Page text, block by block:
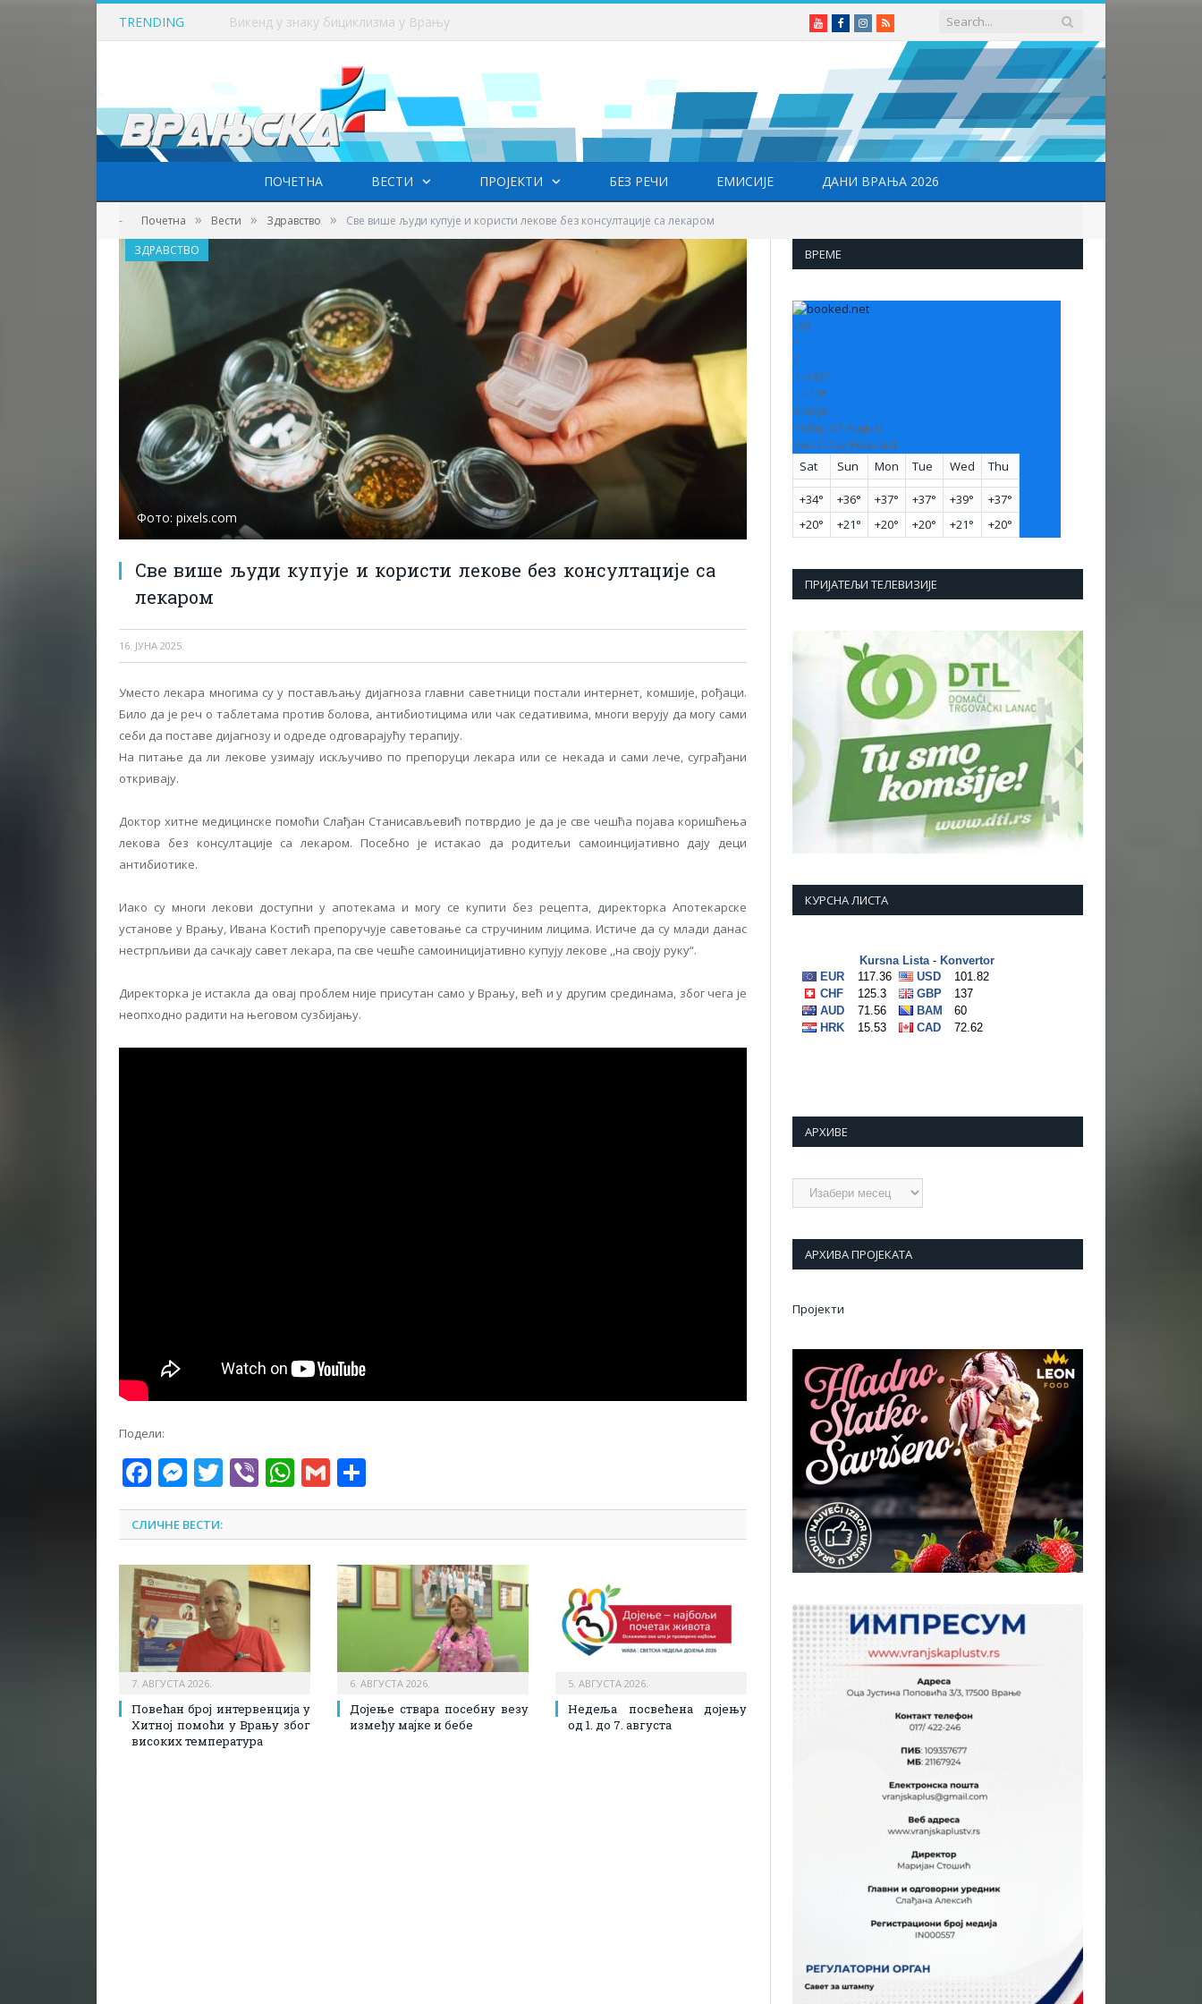
TRENDING Викенд у знаку бициклизма у Врању YoutubeFacebookInstagram
RSS
ПОЧЕТНА ВЕСТИ ПРОЈЕКТИ БЕЗ РЕЧИ ЕМИСИЈЕ ДАНИ ВРАЊА 2026
- Почетна » Вести » Здравство » Све више људи купује и користи лекове без консултације са лекаром
Фото: pixels.com
Све више људи купује и користи лекове без консултације са
лекаром
16. ЈУНА 2025.
ЗДРАВСТВО
Уместо лекара многима су у постављању дијагноза главни саветници постали интернет, комшије, рођаци.
Било да је реч о таблетама против болова, антибиотицима или чак седативима, многи верују да могу сами
себи да поставе дијагнозу и одреде одговарајућу терапију.
На питање да ли лекове узимају искључиво по препоруци лекара или се некада и сами лече, суграђани
откривају.
Доктор хитне медицинске помоћи Слађан Станисављевић потврдио је да је све чешћа појава коришћења
лекова без консултације са лекаром. Посебно је истакао да родитељи самоинцијативно дају деци
антибиотике.
Иако су многи лекови доступни у апотекама и могу се купити без рецепта, директорка Апотекарске
установе у Врању, Ивана Костић препоручује саветовање са стручиним лицима. Истиче да су млади данас
нестрпљиви да сачкају савет лекара, па све чешће самоиницијативно купују лекове ,,на своју руку“.
Директорка је истакла да овај проблем није присутан само у Врању, већ и у другим срединама, због чега је
неопходно радити на његовом сузбијању.
Подели:
Facebook
Messenger
Twitter
ViberWhatsApp
Gmail
СЛИЧНЕ ВЕСТИ:
7. АВГУСТА 2026.
Повећан број интервенција у
Хитној помоћи у Врању због
високих температура
6. АВГУСТА 2026.
Дојење ствара посебну везу
између мајке и бебе
5. АВГУСТА 2026.
Недеља посвећена дојењу
од 1. до 7. августа
ВРЕМЕ
+33
°
C
H: +33°
L: +19°
Vranje
Friday, 07 August
See 7-Day Forecast
Sat
Sun Mon Tue Wed Thu
+34° +36° +37° +37° +39° +37°
+20° +21° +20° +20° +21° +20°
ПРИЈАТЕЉИ ТЕЛЕВИЗИЈЕ
КУРСНА ЛИСТА
АРХИВЕ
Архиве
АРХИВА ПРОЈЕКАТА
Пројекти